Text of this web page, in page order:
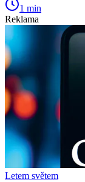
1 min
Reklama
Letem světem